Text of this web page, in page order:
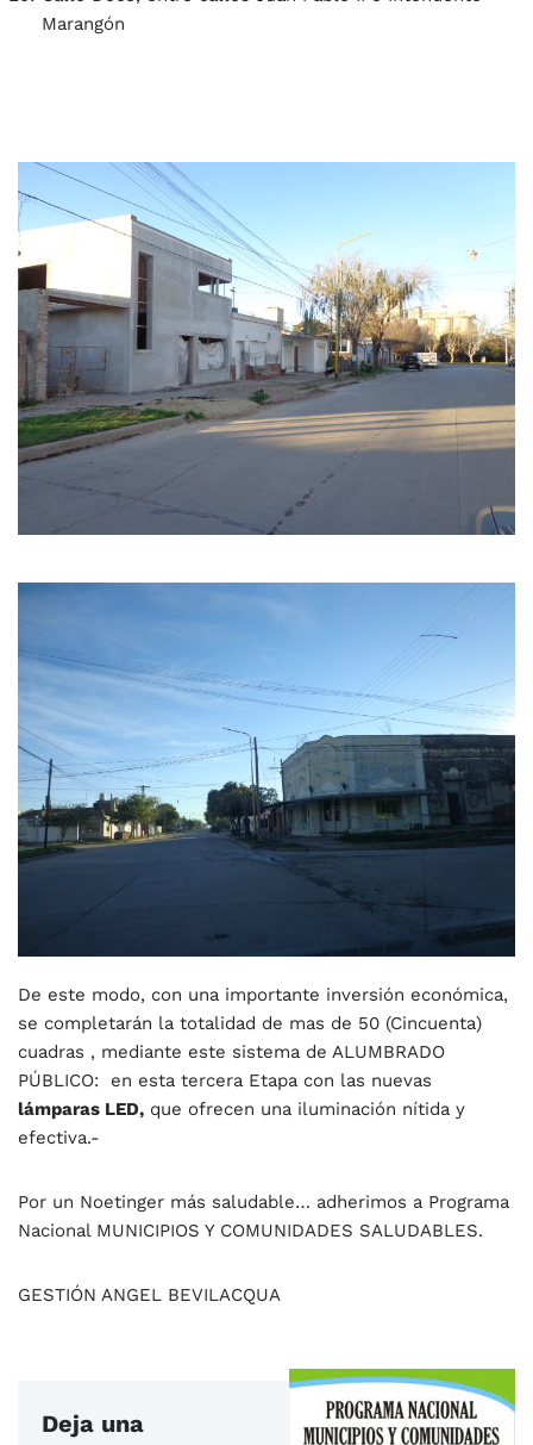
Marangón
De este modo, con una importante inversión económica,
se completarán la totalidad de mas de 50 (Cincuenta)
cuadras , mediante este sistema de ALUMBRADO
PÚBLICO: en esta tercera Etapa con las nuevas
lámparas LED, que ofrecen una iluminación nítida y
efectiva.-
Por un Noetinger más saludable… adherimos a Programa
Nacional MUNICIPIOS Y COMUNIDADES SALUDABLES.
GESTIÓN ANGEL BEVILACQUA
Deja una